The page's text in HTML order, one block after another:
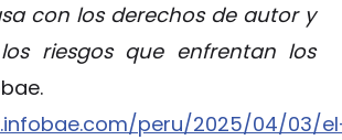
con los derechos de autor y
riesgos que enfrentan los
peru/2025/04/03/